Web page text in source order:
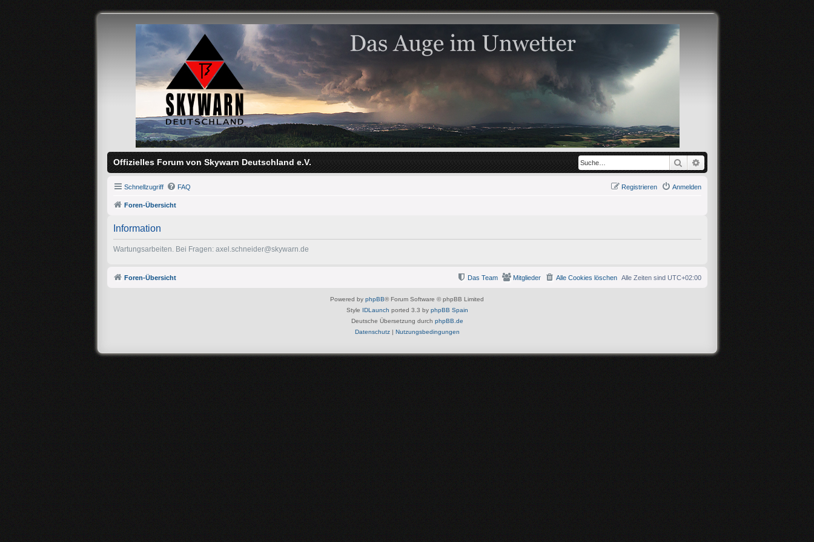
Offizielles Forum von Skywarn Deutschland e.V. Suche
Schnellzugriff FAQ Anmelden
Registrieren
Foren-Übersicht
Information
Wartungsarbeiten. Bei Fragen: axel.schneider@skywarn.de
Foren-Übersicht Alle Zeiten sind UTC+02:00
Alle Cookies löschen
Mitglieder
Das Team
Powered by phpBB® Forum Software © phpBB Limited
Style IDLaunch ported 3.3 by phpBB Spain
Deutsche Übersetzung durch phpBB.de
Datenschutz| Nutzungsbedingungen